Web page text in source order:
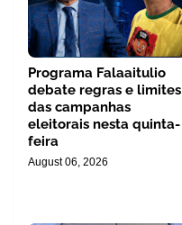
Programa Falaaitulio
debate regras e limites
das campanhas
eleitorais nesta quinta-
feira
August 06, 2026